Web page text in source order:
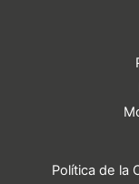
Política de la